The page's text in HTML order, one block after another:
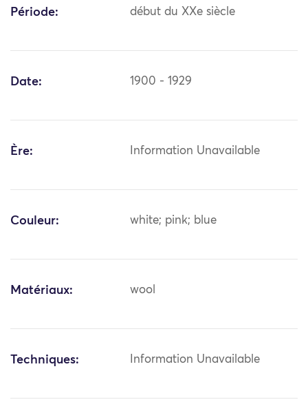
Période: début du XXe siècle
Date: 1900 - 1929
Ère: Information Unavailable
Couleur: white; pink; blue
Matériaux: wool
Techniques: Information Unavailable